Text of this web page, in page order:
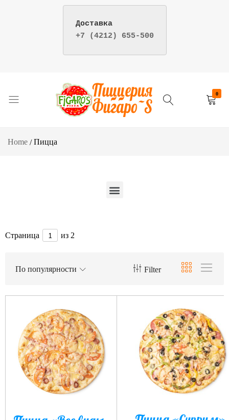
Доставка
+7 (4212) 655-500
–
доставка
0
Home Пицца
Страница из 2
Filter
По популярности